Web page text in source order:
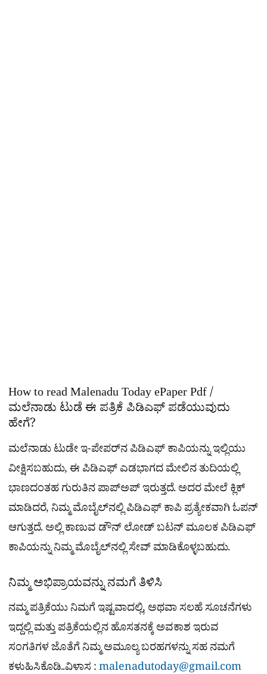
How to read Malenadu Today ePaper Pdf /
ಮಲೆನಾಡು ಟುಡೆ ಈ ಪತ್ರಿಕೆ ಪಿಡಿಎಫ್​ ಪಡೆಯುವುದು
ಹೇಗೆ?
ಮಲೆನಾಡು ಟುಡೇ ಇ-ಪೇಪರ್​ನ ಪಿಡಿಎಫ್​ ಕಾಪಿಯನ್ನು ಇಲ್ಲಿಯು
ವೀಕ್ಷಿಸಬಹುದು, ಈ ಪಿಡಿಎಫ್​ ಎಡಭಾಗದ ಮೇಲಿನ ತುದಿಯಲ್ಲಿ
ಭಾಣದಂತಹ ಗುರುತಿನ ಪಾಪ್​ಅಪ್​ ಇರುತ್ತದೆ. ಅದರ ಮೇಲೆ ಕ್ಲಿಕ್
ಮಾಡಿದರೆ, ನಿಮ್ಮ ಮೊಬೈಲ್​ನಲ್ಲಿ ಪಿಡಿಎಫ್​ ಕಾಪಿ ಪ್ರತ್ಯೇಕವಾಗಿ ಓಪನ್​
ಆಗುತ್ತದೆ. ಅಲ್ಲಿ ಕಾಣುವ ಡೌನ್​ ಲೋಡ್​ ಬಟನ್​ ಮೂಲಕ ಪಿಡಿಎಫ್​
ಕಾಪಿಯನ್ನು ನಿಮ್ಮ ಮೊಬೈಲ್​​ನಲ್ಲಿ ಸೇವ್ ಮಾಡಿಕೊಳ್ಳಬಹುದು.
ನಿಮ್ಮ ಅಭಿಪ್ರಾಯವನ್ನು ನಮಗೆ ತಿಳಿಸಿ
ನಮ್ಮ ಪತ್ರಿಕೆಯು ನಿಮಗೆ ಇಷ್ಟವಾದಲ್ಲಿ, ಅಥವಾ ಸಲಹೆ ಸೂಚನೆಗಳು
ಇದ್ದಲ್ಲಿ ಮತ್ತು ಪತ್ರಿಕೆಯಲ್ಲಿನ ಹೊಸತನಕ್ಕೆ ಅವಕಾಶ ಇರುವ
ಸಂಗತಿಗಳ ಜೊತೆಗೆ ನಿಮ್ಮ ಅಮೂಲ್ಯ ಬರಹಗಳನ್ನು ಸಹ ನಮಗೆ
ಕಳುಹಿಸಿಕೊಡಿ..ವಿಳಾಸ :malenadutoday@gmail.com